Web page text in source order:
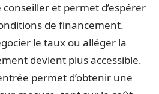
et permet d’espérer
de financement.
le taux ou alléger la
devient plus accessible.
permet d’obtenir une